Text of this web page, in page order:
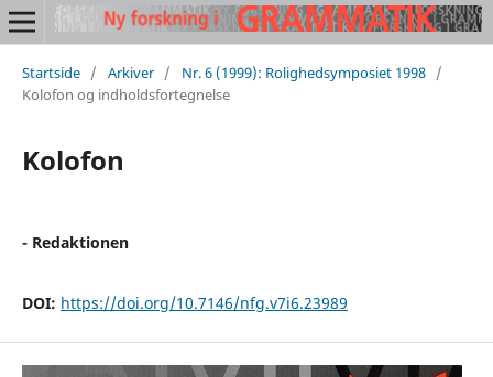
Startside / Arkiver / Nr. 6 (1999): Rolighedsymposiet 1998 /
Kolofon og indholdsfortegnelse
Kolofon
- Redaktionen
DOI: https://doi.org/10.7146/nfg.v7i6.23989